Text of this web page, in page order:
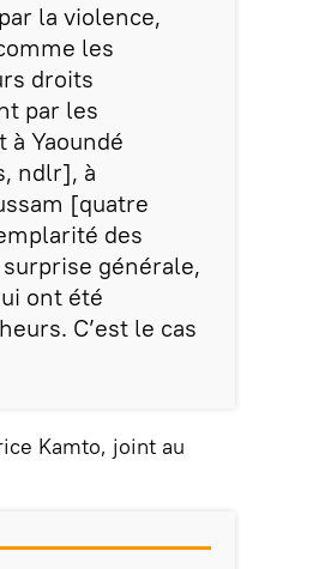
la violence,
les
droits
par les
à Yaoundé
ndlr], à
[quatre
des
générale,
ont été
C’est le cas
Kamto, joint au